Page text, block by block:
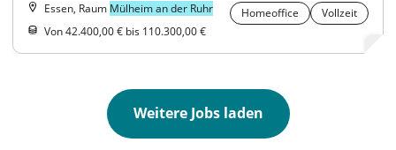
Essen, Raum Mülheim an der Ruhr Homeoffice
Vollzeit
Von 42.400,00 € bis 110.300,00 €
Weitere Jobs laden